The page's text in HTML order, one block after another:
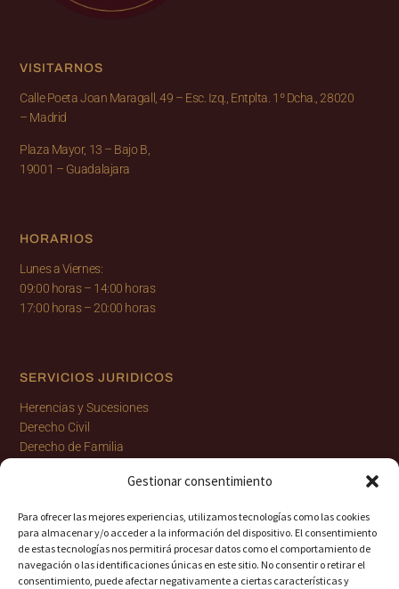
Gestionar consentimiento
Para ofrecer las mejores experiencias, utilizamos tecnologías como las cookies
para almacenar y/o acceder a la información del dispositivo. El consentimiento
de estas tecnologías nos permitirá procesar datos como el comportamiento de
navegación o las identificaciones únicas en este sitio. No consentir o retirar el
consentimiento, puede afectar negativamente a ciertas características y
VISITARNOS
Calle Poeta Joan Maragall, 49 – Esc. Izq., Entplta. 1º Dcha., 28020
– Madrid
Plaza Mayor, 13 – Bajo B,
19001 – Guadalajara
HORARIOS
Lunes a Viernes:
09:00 horas – 14:00 horas
17:00 horas –20:00 horas
SERVICIOS JURIDICOS
Herencias y Sucesiones
Derecho Civil
Derecho de Familia
Derecho Internacional y Extranjería